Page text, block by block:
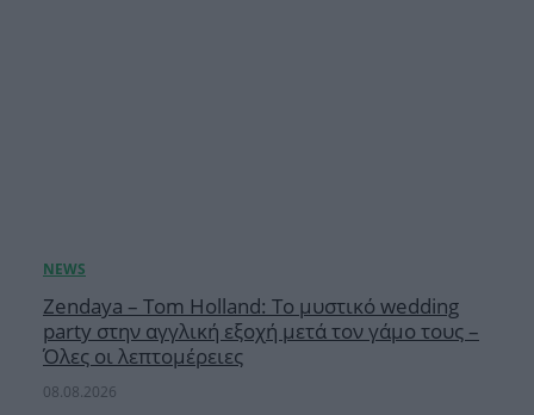
Zendaya – Tom Holland: Το μυστικό wedding
party στην αγγλική εξοχή μετά τον γάμο τους –
Όλες οι λεπτομέρειες
08.08.2026